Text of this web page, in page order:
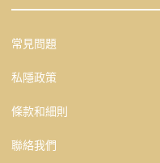
常見問題
私隱政策
條款和細則
聯絡我們